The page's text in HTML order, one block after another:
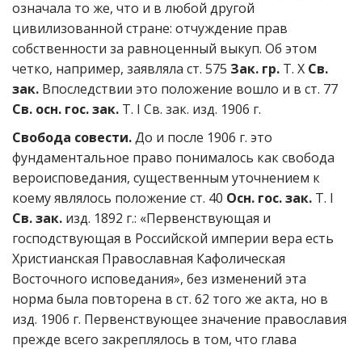
означала то же, что и в любой другой
цивилизованной стране: отчуждение прав
собственности за равноценный выкуп. Об этом
четко, например, заявляла ст. 575 Зак. гр. Т. X Св.
зак. Впоследствии это положение вошло и в ст. 77
Св. осн. гос. зак. Т. I Св. зак. изд. 1906 г.
Свобода совести.До и после 1906 г. это
фундаментальное право понималось как свобода
вероисповедания, существенным уточнением к
коему являлось положение ст. 40 Осн. гос. зак. Т. I
Св. зак. изд. 1892 г.: «Первенствующая и
господствующая в Российской империи вера есть
Христианская Православная Кафолическая
Восточного исповедания», без изменений эта
норма была повторена в ст. 62 того же акта, но в
изд. 1906 г. Первенствующее значение православия
прежде всего закреплялось в том, что глава